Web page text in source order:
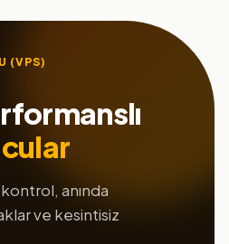
(VPS)
anında
ve kesintisiz